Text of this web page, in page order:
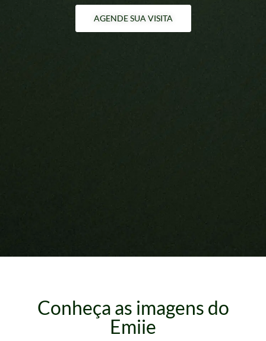
AGENDE SUA VISITA
Conheça as imagens do
Emiie